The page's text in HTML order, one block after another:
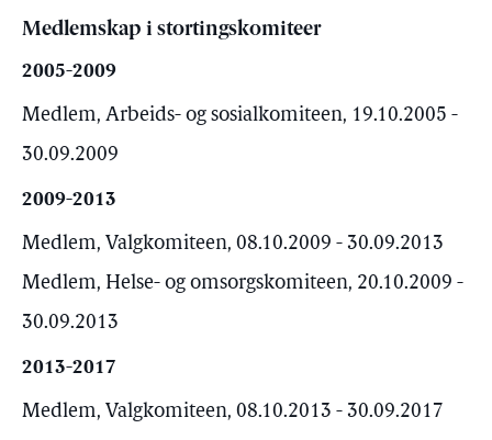
Medlemskap i stortingskomiteer
2005-2009
Medlem, Arbeids- og sosialkomiteen, 19.10.2005 -
30.09.2009
2009-2013
Medlem, Valgkomiteen, 08.10.2009 - 30.09.2013
Medlem, Helse- og omsorgskomiteen, 20.10.2009 -
30.09.2013
2013-2017
Medlem, Valgkomiteen, 08.10.2013 - 30.09.2017